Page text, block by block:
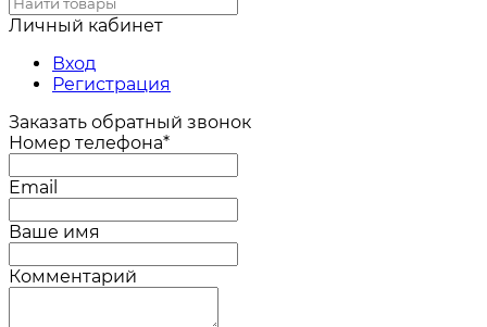
Личный кабинет
Вход
Регистрация
Заказать обратный звонок
Номер телефона*
Email
Ваше имя
Комментарий